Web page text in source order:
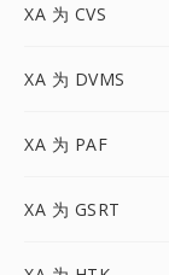
XA 为 CVS
XA 为 DVMS
XA 为 PAF
XA 为 GSRT